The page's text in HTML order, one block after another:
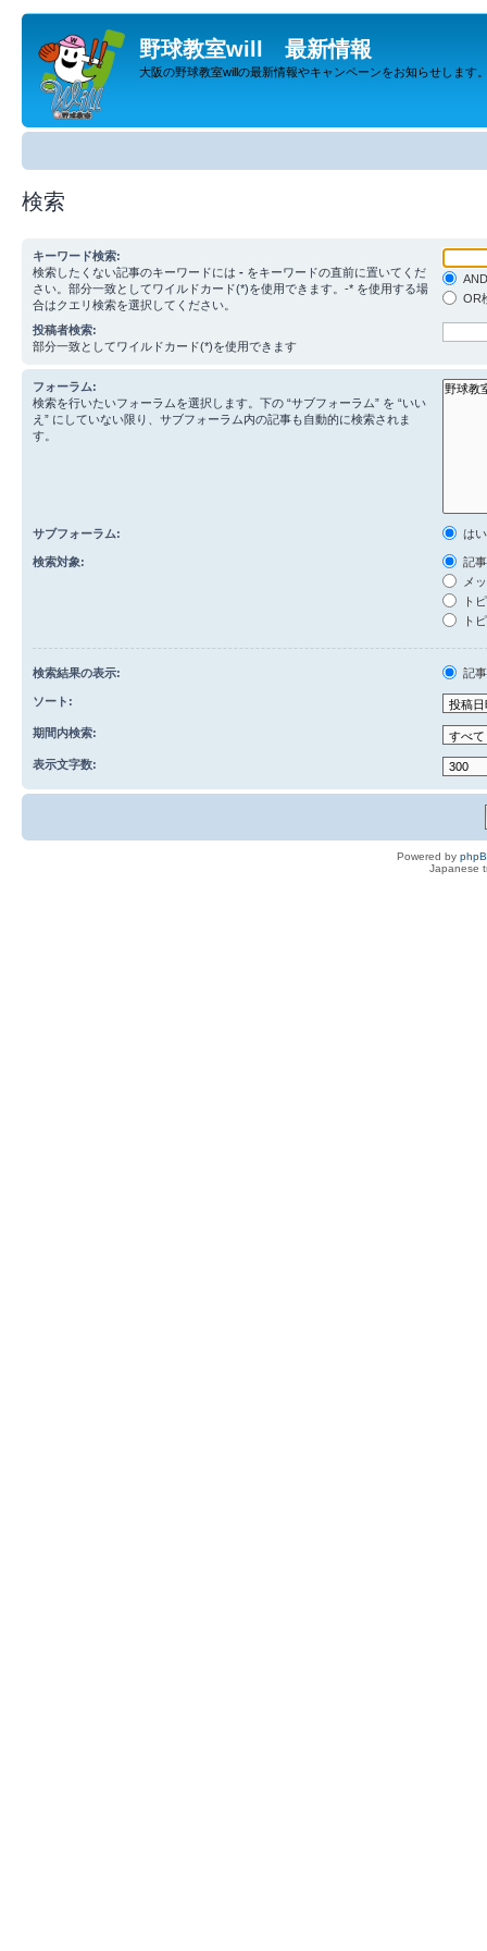
野球教室will 最新情報
大阪の野球教室willの最新情報やキャンペーンをお知らせします
検索
キーワード検索:
検索したくない記事のキーワードには - をキーワードの直前に置いてくだ
さい。部分一致としてワイルドカード(*)を使用できます。-* を使用する場
合はクエリ検索を選択してください。
OR
投稿者検索:
部分一致としてワイルドカード(*)を使用できます
フォーラム:
検索を行いたいフォーラムを選択します。下の “サブフォーラム” を “いい
え” にしていない限り、サブフォーラム内の記事も自動的に検索されま
す。
サブフォーラム: はい
検索対象:
記
メ
ト
ト
検索結果の表示: 記事
ソート:
期間内検索:
表示文字数:
Powered by
Japanese